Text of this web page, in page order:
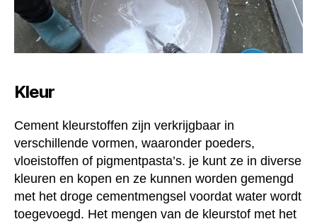
Kleur
Cement kleurstoffen zijn verkrijgbaar in
verschillende vormen, waaronder poeders,
vloeistoffen of pigmentpasta’s. je kunt ze in diverse
kleuren en kopen en ze kunnen worden gemengd
met het droge cementmengsel voordat water wordt
toegevoegd. Het mengen van de kleurstof met het